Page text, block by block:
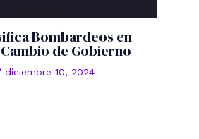
Bombardeos en
de Gobierno
diciembre 10, 2024